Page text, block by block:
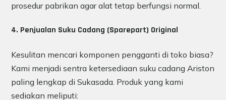
prosedur pabrikan agar alat tetap berfungsi normal.
4. Penjualan Suku Cadang (Sparepart) Original
Kesulitan mencari komponen pengganti di toko biasa?
Kami menjadi sentra ketersediaan suku cadang Ariston
paling lengkap di Sukasada. Produk yang kami
sediakan meliputi: